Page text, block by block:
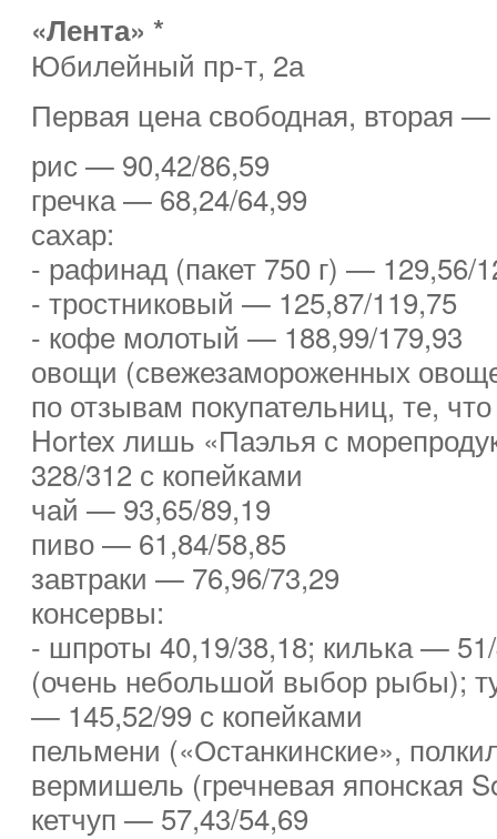
«Лента» *
Юбилейный пр-т, 2а
Первая цена свободная, вторая —
рис — 90,42/86,59
гречка — 68,24/64,99
сахар:
- рафинад (пакет 750 г) — 129,56/
- тростниковый — 125,87/119,75
- кофе молотый — 188,99/179,93
овощи (свежезамороженных
по отзывам покупательниц, те,
Hortex лишь «Паэлья с
328/312 с копейками
чай — 93,65/89,19
пиво — 61,84/58,85
завтраки — 76,96/73,29
консервы:
- шпроты 40,19/38,18; килька —
(очень небольшой выбор рыбы);
— 145,52/99 с копейками
пельмени («Останкинские»,
вермишель (гречневая японская
кетчуп — 57,43/54,69